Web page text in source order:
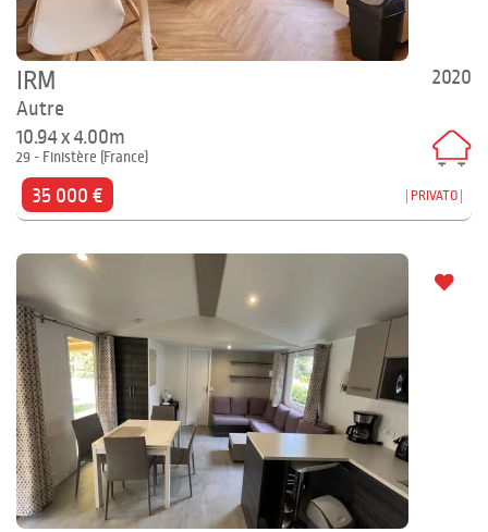
2020
IRM
Autre
10.94 x 4.00m
29 - Finistère (France)
35 000 € PRIVATO